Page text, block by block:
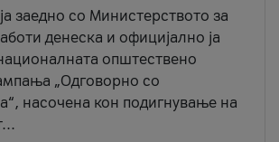
заедно со Министерството за
денеска и официјално ја
општествено
„Одговорно со
насочена кон подигнување на